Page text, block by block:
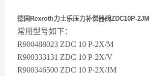
德国Rexroth力士乐压力补偿器阀ZDC10P-2JM
常用型号如下：
R900488023 ZDC 10 P-2X/M
R900333131 ZDC 10 P-2X/V
R900346500 ZDC 10 P-2X/JM